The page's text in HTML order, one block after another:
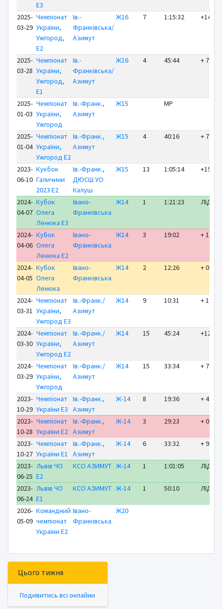
E3
2025-
03-29
Чемпіонат
України,
Ужгород,
E2
Ів.-
Франківська/
Азимут
Ж16 7 1:15:32 +14:27
2025-
03-28
Чемпіонат
України,
Ужгород,
E1
Ів.-
Франківська/
Азимут
Ж16 4 45:44 + 7:51
2025-
01-03
Чемпіонат
України,
Ужгород
Ів.-Франк.,
Азимут
Ж15 MP
2025-
01-04
Чемпіонат
України,
Ужгород E2
Ів.-Франк.,
Азимут
Ж15 4 40:16 + 7:46
2023-
06-10
Кукбок
Галичини
2023 E2
Ів.-Франк.,
ДЮСШ УО
Калуш
Ж15 13 1:05:14 +19:22
2024-
04-07
Кубок
Олега
Ленюка E3
Івано-
Франківська
Ж14 1 1:21:23 ЛІДЕР
2024-
04-06
Кубок
Олега
Ленюка E2
Івано-
Франківська
Ж14 3 19:02 + 1:31
2024-
04-05
Кубок
Олега
Ленюка
Івано-
Франківська
Ж14 2 12:26 + 0:19
2024-
03-31
Чемпіонат
України,
Ужгород E3
Ів.-Франк./
Азимут
Ж14 9 10:31 + 1:11
2024-
03-30
Чемпіонат
України,
Ужгород E2
Ів.-Франк./
Азимут
Ж14 15 45:24 +12:14
2024-
03-29
Чемпіонат
України,
Ужгород
Ів.-Франк./
Азимут
Ж14 15 33:34 + 7:10
2023-
10-29
Чемпіонат
України E3
Ів.-Франк.,
Азимут
Ж-14 8 19:36 + 4:37
2023-
10-28
Чемпіонат
України E2
Ів.-Франк.,
Азимут
Ж-14 3 29:23 + 0:32
2023-
10-27
Чемпіонат
України E1
Ів.-Франк.,
Азимут
Ж-14 6 33:32 + 9:05
2023-
06-25
Львів ЧО
E2
КСО АЗИМУТ Ж-14 1 1:01:05 ЛІДЕР
2023-
06-24
Львів ЧО
E1
КСО АЗИМУТ Ж-14 1 50:10 ЛІДЕР
2026-
05-09
Командний
чемпіонат
України E2
Івано-
Франківська
Ж20
Цього тижня
Подивитись всі онлайни